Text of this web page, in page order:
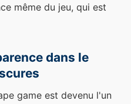
même du jeu, qui est
dans le
game est devenu l'un